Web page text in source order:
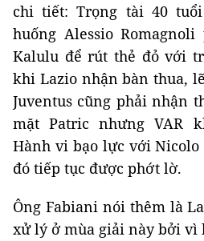
chi tiết: Trọng tài 40
huống Alessio
Kalulu để rút thẻ đỏ với
khi Lazio nhận bàn thua,
Juventus cũng phải nhận
mặt Patric nhưng VAR
Hành vi bạo lực với Nicolo
đó tiếp tục được phớt lờ.
Ông Fabiani nói thêm là
xử lý ở mùa giải này bởi vì